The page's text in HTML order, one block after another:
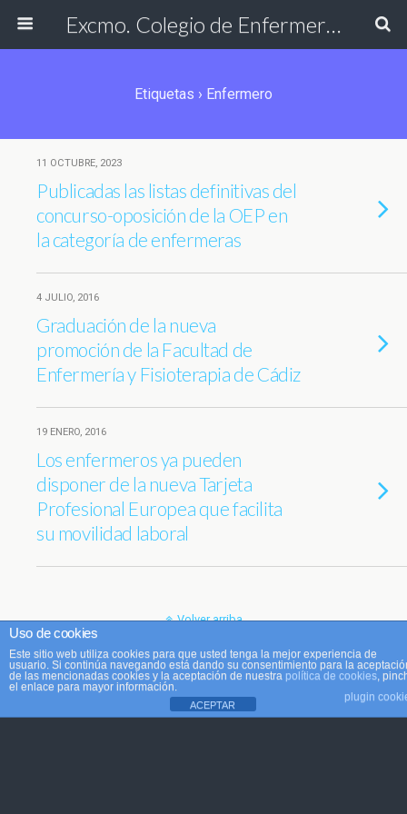
Excmo. Colegio de Enfermería de Cádiz
Etiquetas › Enfermero
11 OCTUBRE, 2023
Publicadas las listas definitivas del
concurso-oposición de la OEP en
la categoría de enfermeras
4 JULIO, 2016
Graduación de la nueva
promoción de la Facultad de
Enfermería y Fisioterapia de Cádiz
19 ENERO, 2016
Los enfermeros ya pueden
disponer de la nueva Tarjeta
Profesional Europea que facilita
su movilidad laboral
Volver arriba
Móvil Escritorio
Uso de cookies
Este sitio web utiliza cookies para que usted tenga la mejor experiencia de
usuario. Si continúa navegando está dando su consentimiento para la
de las mencionadas cookies y la aceptación de nuestra política de cookies,
el enlace para mayor información.
plugin
ACEPTAR